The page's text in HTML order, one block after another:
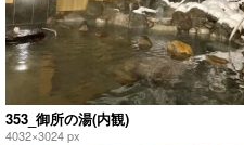
353_御所の湯(内観)
4032×3024 px